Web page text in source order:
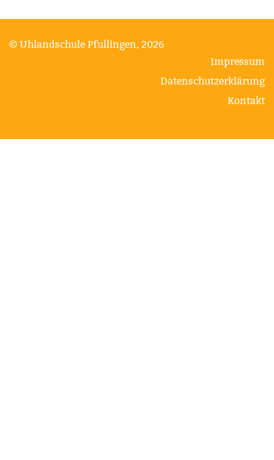
© Uhlandschule Pfullingen, 2026
Impressum
Datenschutzerklärung
Kontakt